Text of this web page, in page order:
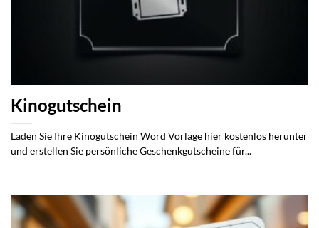
Kinogutschein
Laden Sie Ihre Kinogutschein Word Vorlage hier kostenlos herunter
und erstellen Sie persönliche Geschenkgutscheine für...